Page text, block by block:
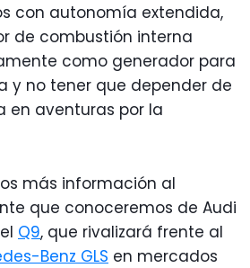
con autonomía extendida,
de combustión interna
como generador para
y no tener que depender de
en aventuras por la
más información al
que conoceremos de Audi
Q9, que rivalizará frente al
Benz GLS en mercados